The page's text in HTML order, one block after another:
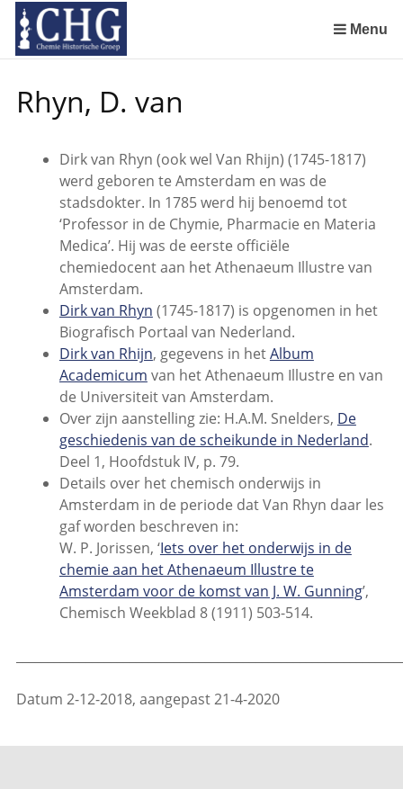
links
over
naar
de
Spring
naar
het
menu
Menu
Rhyn, D. van
Dirk van Rhyn (ook wel Van Rhijn) (1745-1817)
werd geboren te Amsterdam en was de
stadsdokter. In 1785 werd hij benoemd tot
‘Professor in de Chymie, Pharmacie en Materia
Medica’. Hij was de eerste officiële
chemiedocent aan het Athenaeum Illustre van
Amsterdam.
Dirk van Rhyn (1745-1817) is opgenomen in het
Biografisch Portaal van Nederland.
Dirk van Rhijn, gegevens in hetAlbum
Academicum van het Athenaeum Illustre en van
de Universiteit van Amsterdam.
Over zijn aanstelling zie: H.A.M. Snelders, De
geschiedenis van de scheikunde in Nederland.
Deel 1, Hoofdstuk IV, p. 79.
Details over het chemisch onderwijs in
Amsterdam in de periode dat Van Rhyn daar les
gaf worden beschreven in:
W. P. Jorissen, ‘Iets over het onderwijs in de
chemie aan het Athenaeum Illustre te
Amsterdam voor de komst van J. W. Gunning’,
Chemisch Weekblad 8 (1911) 503-514.
Datum 2-12-2018, aangepast 21-4-2020